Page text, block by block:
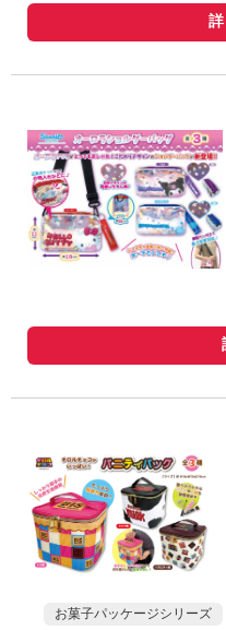
お菓子パッケージシリーズ